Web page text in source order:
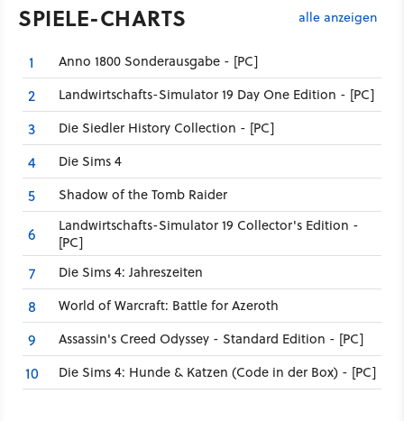
SPIELE-CHARTS alle anzeigen
1 Anno 1800 Sonderausgabe - [PC]
2 Landwirtschafts-Simulator 19 Day One Edition - [PC]
3 Die Siedler History Collection - [PC]
4 Die Sims 4
5 Shadow of the Tomb Raider
6
Landwirtschafts-Simulator 19 Collector's Edition -
[PC]
7 Die Sims 4: Jahreszeiten
8 World of Warcraft: Battle for Azeroth
9 Assassin's Creed Odyssey - Standard Edition - [PC]
10 Die Sims 4: Hunde & Katzen (Code in der Box) - [PC]